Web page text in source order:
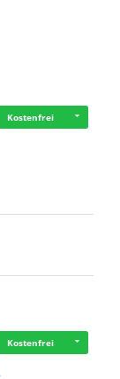
Kostenfrei
Kostenfrei